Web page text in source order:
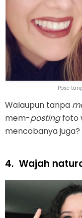
Pose
Walaupun tanpa
mem-postingfoto
mencobanya juga?
4. Wajah